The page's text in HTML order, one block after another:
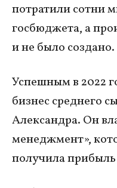
потратили сотни
госбюджета, а
и не было создано.
Успешным в 2022
бизнес среднего
Александра. Он
менеджмент»,
получила